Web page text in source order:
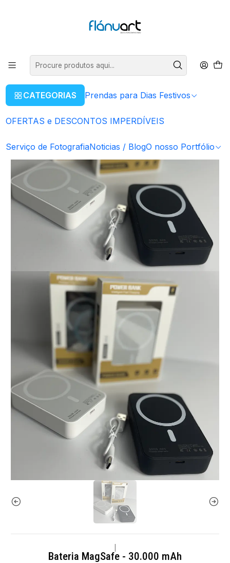
CATEGORIAS Prendas para Dias Festivos
OFERTAS e DESCONTOS IMPERDÍVEIS
Serviço de FotografiaNoticias / BlogO nosso Portfólio
Equipamentos Eletrônicos Bateria MagSafe - 30.000 mAh
Bateria MagSafe - 30.000 mAh